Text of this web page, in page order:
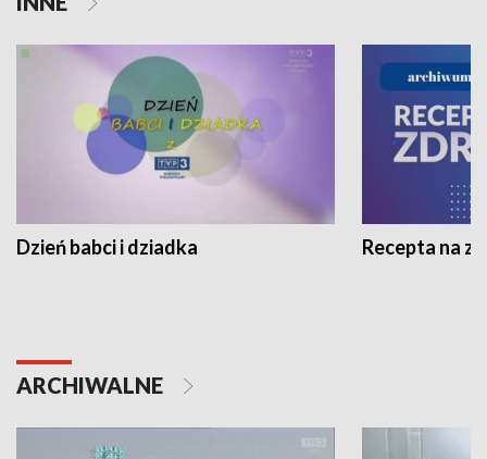
Dzień babci i dziadka Recepta na
ARCHIWALNE